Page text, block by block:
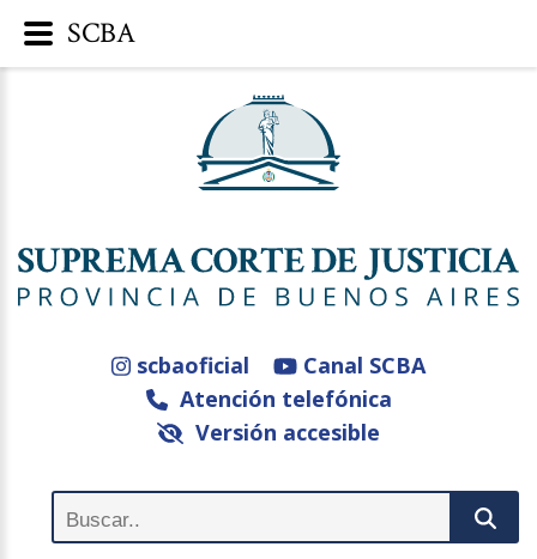
scbaoficial
Canal SCBA
Atención telefónica
Versión accesible
SCBA